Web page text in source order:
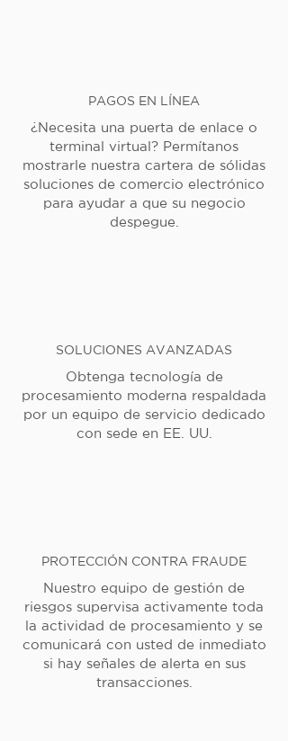
PAGOS EN LÍNEA
¿Necesita una puerta de enlace o
terminal virtual? Permítanos
mostrarle nuestra cartera de sólidas
soluciones de comercio electrónico
para ayudar a que su negocio
despegue.
SOLUCIONES AVANZADAS
Obtenga tecnología de
procesamiento moderna respaldada
por un equipo de servicio dedicado
con sede en EE. UU.
PROTECCIÓN CONTRA FRAUDE
Nuestro equipo de gestión de
riesgos supervisa activamente toda
la actividad de procesamiento y se
comunicará con usted de inmediato
si hay señales de alerta en sus
transacciones.